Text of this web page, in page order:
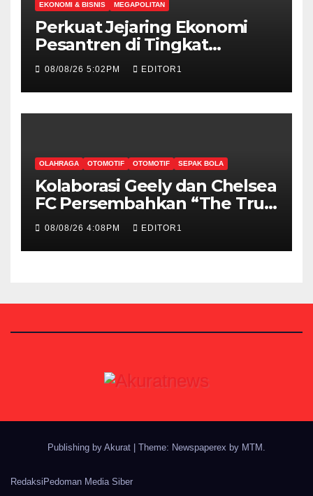
EKONOMI & BISNIS MEGAPOLITAN
Perkuat Jejaring Ekonomi
Pesantren di Tingkat
Internasional, Hibitren Jaktim
dan PCI Malaysia Teken MoU
08/08/26 5:02PM EDITOR1
OLAHRAGA OTOMOTIF OTOMOTIF SEPAK BOLA
Kolaborasi Geely dan Chelsea
FC Persembahkan “The True
Blue Journey di Indonesia”
08/08/26 4:08PM EDITOR1
Publishing by Akurat Theme: Newspaperex by MTM .
Redaksi Pedoman Media Siber